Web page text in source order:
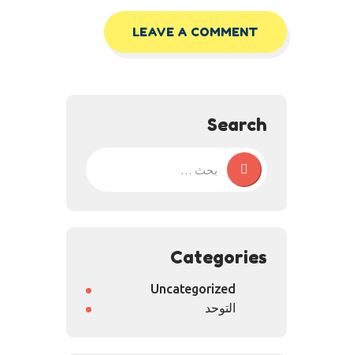
Search
Categories
Uncategorized
التوحد